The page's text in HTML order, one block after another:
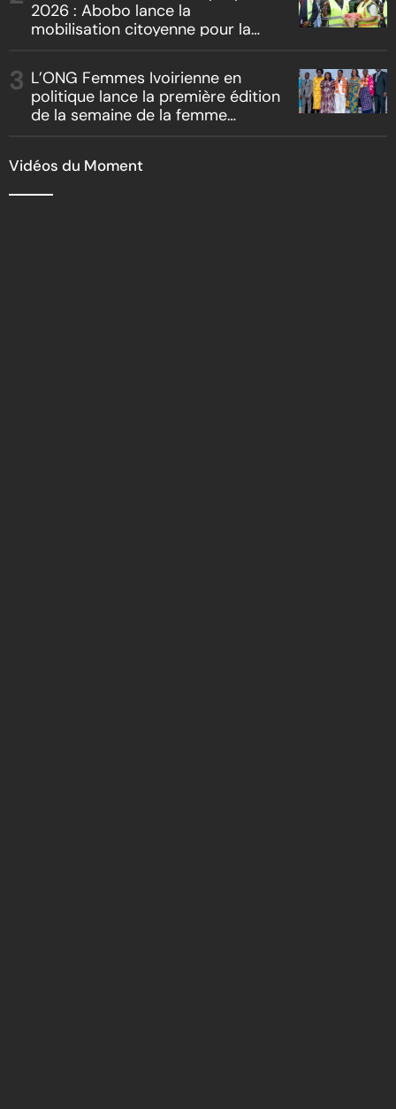
2026 : Abobo lance la
mobilisation citoyenne pour la
L’ONG Femmes Ivoirienne en
politique lance la première édition
de la semaine de la femme
Vidéos du Moment